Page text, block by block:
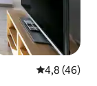
Calificación
4,8 (46)